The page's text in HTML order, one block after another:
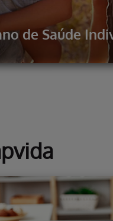
de Saúde